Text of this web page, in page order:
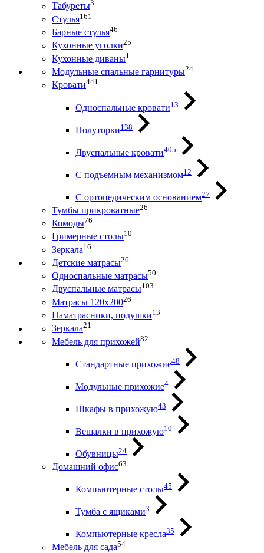
Табуреты3
Стулья161
Барные стулья46
Кухонные уголки25
Кухонные диваны1
Модульные спальные гарнитуры24
Кровати441
Односпальные кровати13
Полуторки138
Двуспальные кровати405
С подъемным механизмом12
С ортопедическим основанием27
Тумбы прикроватные26
Комоды76
Гримерные столы10
Зеркала16
Детские матрасы26
Односпальные матрасы50
Двуспальные матрасы103
Матрасы 120х20026
Наматрасники, подушки13
Зеркала21
Мебель для прихожей82
Стандартные прихожие48
Модульные прихожие4
Шкафы в прихожую43
Вешалки в прихожую10
Обувницы24
Домашний офис63
Компьютерные столы45
Тумба с ящиками3
Компьютерные кресла35
Мебель для сада54